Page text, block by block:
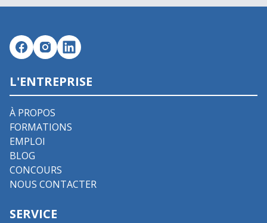
L'ENTREPRISE
À PROPOS
FORMATIONS
EMPLOI
BLOG
CONCOURS
NOUS CONTACTER
SERVICE